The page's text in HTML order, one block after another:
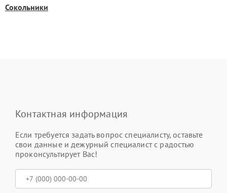
Сокольники
Контактная информация
Если требуется задать вопрос специалисту, оставьте
свои данные и дежурный специалист с радостью
проконсультирует Вас!